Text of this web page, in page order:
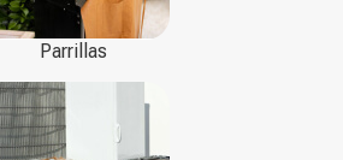
Parrillas